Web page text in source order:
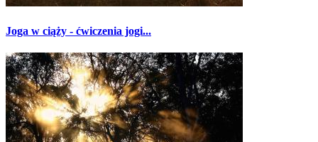
Joga w ciąży - ćwiczenia jogi...